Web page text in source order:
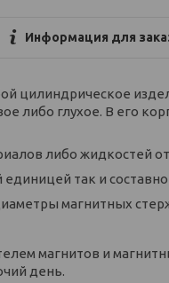
Информация для
цилиндрическое
либо глухое. В его
либо жидкостей
так и
магнитных
магнитов и
день.